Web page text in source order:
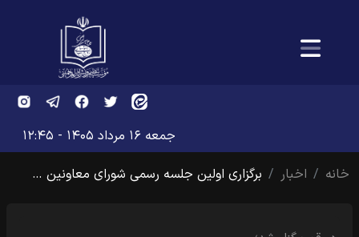
جمعه ۱۶ مرداد ۱۴۰۵ - ۱۲:۴۵
خانه
اخبار برگزاری اولین جلسه رسمی شورای معاونین …